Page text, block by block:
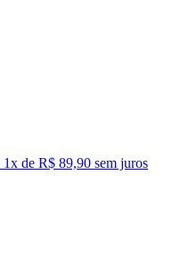
1x de R$ 89,90 sem juros